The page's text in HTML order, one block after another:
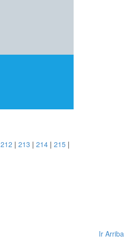
212 | 213 | 214 | 215 |
Ir Arriba